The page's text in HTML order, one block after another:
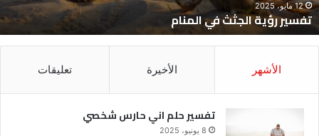
12 مايو، 2025
تفسير رؤية الجثث في المنام
الأشهر الأخيرة تعليقات
تفسير حلم اني حارس شخصي
8 يونيو، 2025